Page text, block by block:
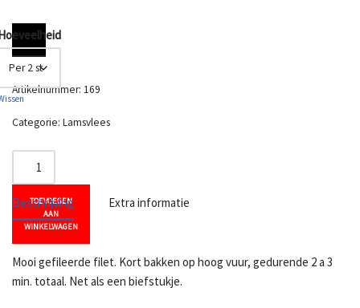
TOEVOEGEN
AAN
WINKELWAGEN
Artikelnummer: 169
Categorie: Lamsvlees
Beschrijving Extra informatie
Mooi gefileerde filet. Kort bakken op hoog vuur, gedurende 2 a 3
min. totaal. Net als een biefstukje.